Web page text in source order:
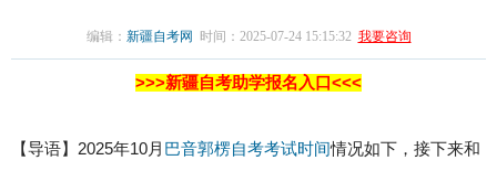
编辑： 新疆自考网 时间：2025-07-24 15:15:32 我要咨询
>>>新疆自考助学报名入口<<<
【导语】2025年10月 巴音郭楞自考考试时间情况如下，接下来和